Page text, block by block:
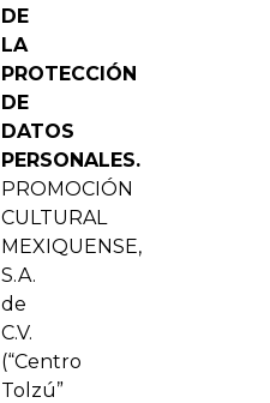
DE
LA
PROTECCIÓN
DE
DATOS
PERSONALES.
PROMOCIÓN
CULTURAL
MEXIQUENSE,
S.A.
de
C.V.
(“Centro
Tolzú”